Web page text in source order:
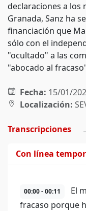
declaraciones a los
Granada, Sanz ha
financiación que
sólo con el
"ocultado" a las
"abocado al
Fecha: 15/01/
Localización:
Transcripciones
Con línea
00:00 - 00:11
El
fracaso porque